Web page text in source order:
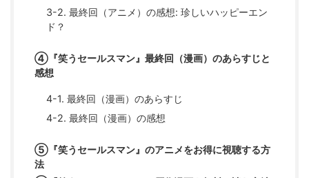
3-2. 最終回（アニメ）の感想: 珍しいハッピーエン
ド？
④『笑うセールスマン』最終回（漫画）のあらすじと
感想
4-1. 最終回（漫画）のあらすじ
4-2. 最終回（漫画）の感想
⑤『笑うセールスマン』のアニメをお得に視聴する方
法